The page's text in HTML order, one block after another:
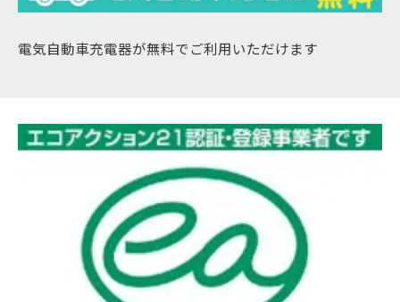
電気自動車充電器が無料でご利用いただけます